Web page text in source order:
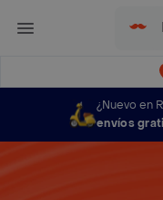
¿Nuevo en
envíos